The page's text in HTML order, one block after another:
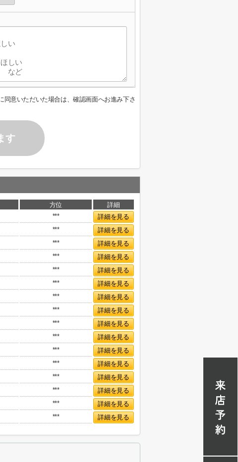
同意いただいた場合は、確認画面へお進み下さ
す
方位
詳細
***
詳細を見る
***
詳細を見る
***
詳細を見る
***
詳細を見る
***
詳細を見る
***
詳細を見る
***
詳細を見る
***
詳細を見る
***
詳細を見る
***
詳細を見る
***
詳細を見る
***
詳細を見る
***
詳細を見る
***
詳細を見る
***
詳細を見る
*** 詳細を見る